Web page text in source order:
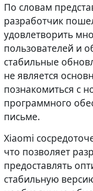
По словам
разработчик
удовлетворить
пользователей и
стабильные
не является
познакомиться с
программного
письме.
Xiaomi
что позволяет
предоставлять
стабильную